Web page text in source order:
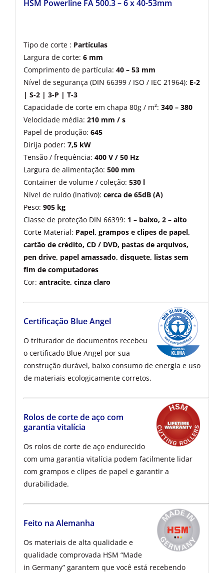
HSM Powerline FA 500.3 – 6 x 40-53mm
Tipo de corte : Partículas
Largura de corte: 6 mm
Comprimento de partícula: 40 – 53 mm
Nível de segurança (DIN 66399 / ISO / IEC 21964): E-2
| S-2 | 3-P | T-3
Capacidade de corte em chapa 80g / m²: 340 – 380
Velocidade média: 210 mm / s
Papel de produção: 645
Dirija poder: 7,5 kW
Tensão / frequência: 400 V / 50 Hz
Largura de alimentação: 500 mm
Container de volume / coleção: 530 l
Nível de ruído (inativo): cerca de 65dB (A)
Peso: 905 kg
Classe de proteção DIN 66399: 1 – baixo, 2 – alto
Corte Material: Papel, grampos e clipes de papel,
cartão de crédito, CD / DVD, pastas de arquivos,
pen drive, papel amassado, disquete, listas sem
fim de computadores
Cor: antracite, cinza claro
Certificação Blue Angel
O triturador de documentos recebeu
o certificado Blue Angel por sua
construção durável, baixo consumo de energia e uso
de materiais ecologicamente corretos.
Rolos de corte de aço com
garantia vitalícia
Os rolos de corte de aço endurecido
com uma garantia vitalícia podem facilmente lidar
com grampos e clipes de papel e garantir a
durabilidade.
Feito na Alemanha
Os materiais de alta qualidade e
qualidade comprovada HSM “Made
in Germany” garantem que você está recebendo